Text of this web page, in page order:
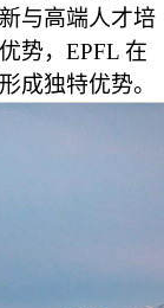
与高端人才培
势，EPFL 在
成独特优势。